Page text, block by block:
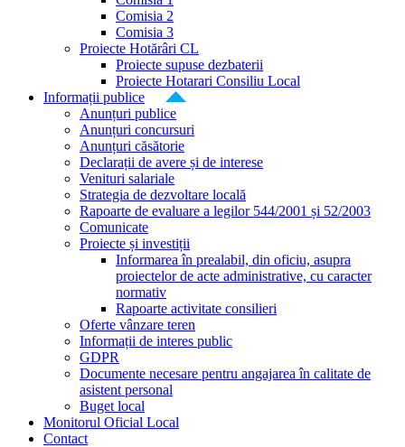
Comisia 2
Comisia 3
Proiecte Hotărâri CL
Proiecte supuse dezbaterii
Proiecte Hotarari Consiliu Local
Informații publice
Anunțuri publice
Anunțuri concursuri
Anunțuri căsătorie
Declarații de avere și de interese
Venituri salariale
Strategia de dezvoltare locală
Rapoarte de evaluare a legilor 544/2001 și 52/2003
Comunicate
Proiecte și investiții
Informarea în prealabil, din oficiu, asupra
proiectelor de acte administrative, cu caracter
normativ
Rapoarte activitate consilieri
Oferte vânzare teren
Informații de interes public
GDPR
Documente necesare pentru angajarea în calitate de
asistent personal
Buget local
Monitorul Oficial Local
Contact